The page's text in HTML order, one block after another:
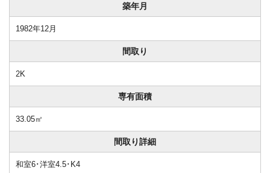
築年月
1982年12月
間取り
2K
専有面積
33.05㎡
間取り詳細
和室6･洋室4.5･K4